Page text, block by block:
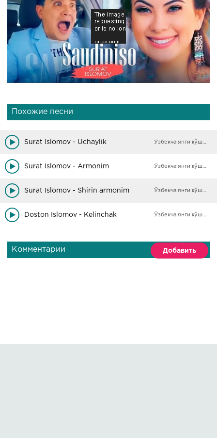
Похожие песни
Surat Islomov - Uchaylik Ўзбекча янги қўшиқлар
Surat Islomov - Armonim Ўзбекча янги қўшиқлар
Surat Islomov - Shirin armonim Ўзбекча янги қўшиқлар
Doston Islomov - Kelinchak Ўзбекча янги қўшиқлар
Комментарии Добавить